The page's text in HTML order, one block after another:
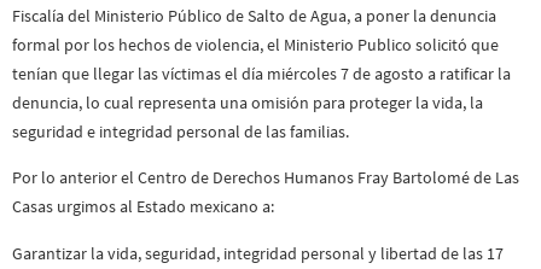
Fiscalía del Ministerio Público de Salto de Agua, a poner la denuncia
formal por los hechos de violencia, el Ministerio Publico solicitó que
tenían que llegar las víctimas el día miércoles 7 de agosto a ratificar la
denuncia, lo cual representa una omisión para proteger la vida, la
seguridad e integridad personal de las familias.
Por lo anterior el Centro de Derechos Humanos Fray Bartolomé de Las
Casas urgimos al Estado mexicano a:
Garantizar la vida, seguridad, integridad personal y libertad de las 17